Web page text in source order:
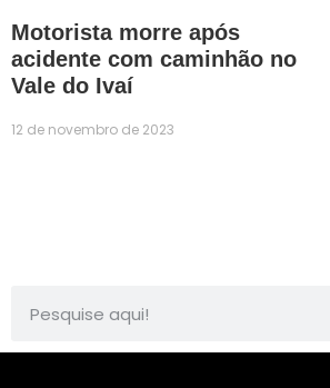
Motorista morre após
acidente com caminhão no
Vale do Ivaí
12 de novembro de 2023